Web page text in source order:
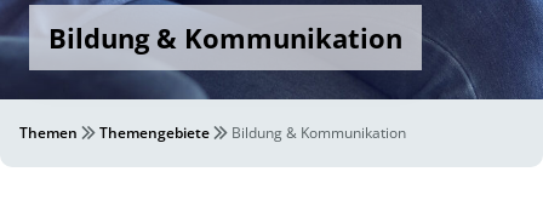
Bildung & Kommunikation
Themen Themengebiete Bildung & Kommunikation